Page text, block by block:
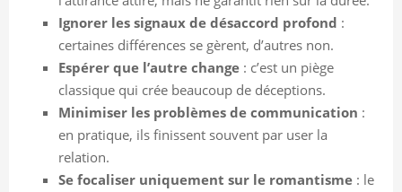
Ignorer les signaux de désaccord profond :
certaines différences se gèrent, d’autres non.
Espérer que l’autre change : c’est un piège
classique qui crée beaucoup de déceptions.
Minimiser les problèmes de communication :
en pratique, ils finissent souvent par user la
relation.
Se focaliser uniquement sur le romantisme : le